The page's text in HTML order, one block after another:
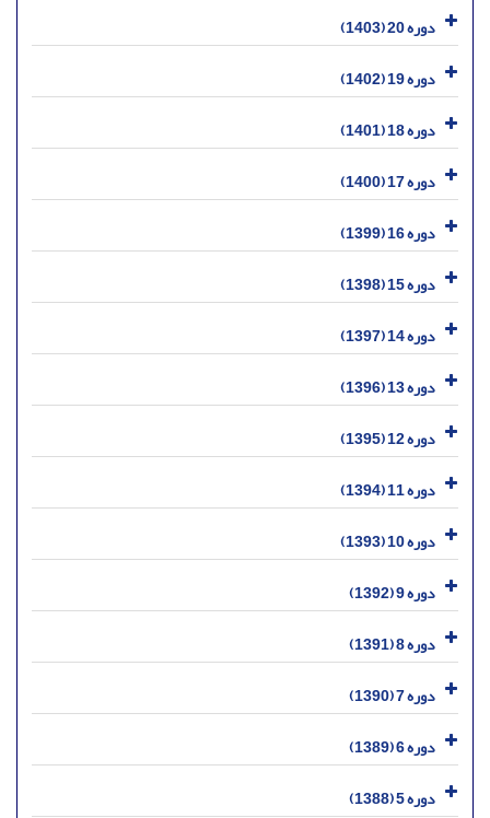
دوره 20 (1403)
دوره 19 (1402)
دوره 18 (1401)
دوره 17 (1400)
دوره 16 (1399)
دوره 15 (1398)
دوره 14 (1397)
دوره 13 (1396)
دوره 12 (1395)
دوره 11 (1394)
دوره 10 (1393)
دوره 9 (1392)
دوره 8 (1391)
دوره 7 (1390)
دوره 6 (1389)
دوره 5 (1388)